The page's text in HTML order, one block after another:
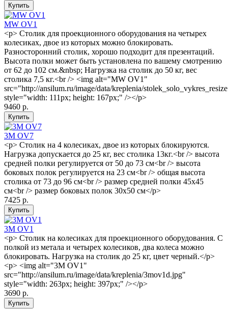
MW OV1
<p> Столик для проекционного оборудования на четырех
колесиках, двое из которых можно блокировать.
Разносторонний столик, хорошо подходит для презентаций.
Высота полки может быть установлена по вашему смотрению
от 62 до 102 см.&nbsp; Нагрузка на столик до 50 кг, вес
столика 7,5 кг.<br /> <img alt="MW OV1"
src="http://ansilum.ru/image/data/kreplenia/
style="width: 111px; height: 167px;" /></p>
9460 р.
3M OV7
<p> Столик на 4 колесиках, двое из которых блокируются.
Нагрузка допускается до 25 кг, вес столика 13кг.<br /> высота
средней полки регулируется от 50 до 73 см<br /> высота
боковых полок регулируется на 23 см<br /> общая высота
столика от 73 до 96 см<br /> размер средней полки 45x45
см<br /> размер боковых полок 30x50 см</p>
7425 р.
3M OV1
<p> Столик на колесиках для проекционного оборудования. С
полкой из метала и четырех колесиков, два колеса можно
блокировать. Нагрузка на столик до 25 кг, цвет черный.</p>
<p> <img alt="3M OV1"
src="http://ansilum.ru/image/data/kreplenia/3mov1d.jpg"
style="width: 263px; height: 397px;" /></p>
3690 р.